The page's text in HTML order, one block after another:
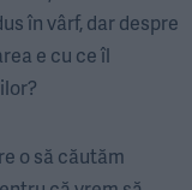
în vârf, dar despre
e cu ce îl
o să căutăm